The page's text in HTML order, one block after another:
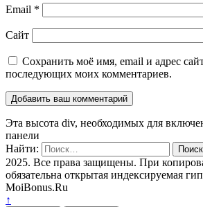
Email *
Сайт
Сохранить моё имя, email и адрес
последующих моих комментариев.
Эта высота div, необходимых для
панели
Найти:
2025. Все права защищены. При
обязательна открытая индексируемая
MoiBonus.Ru
↑